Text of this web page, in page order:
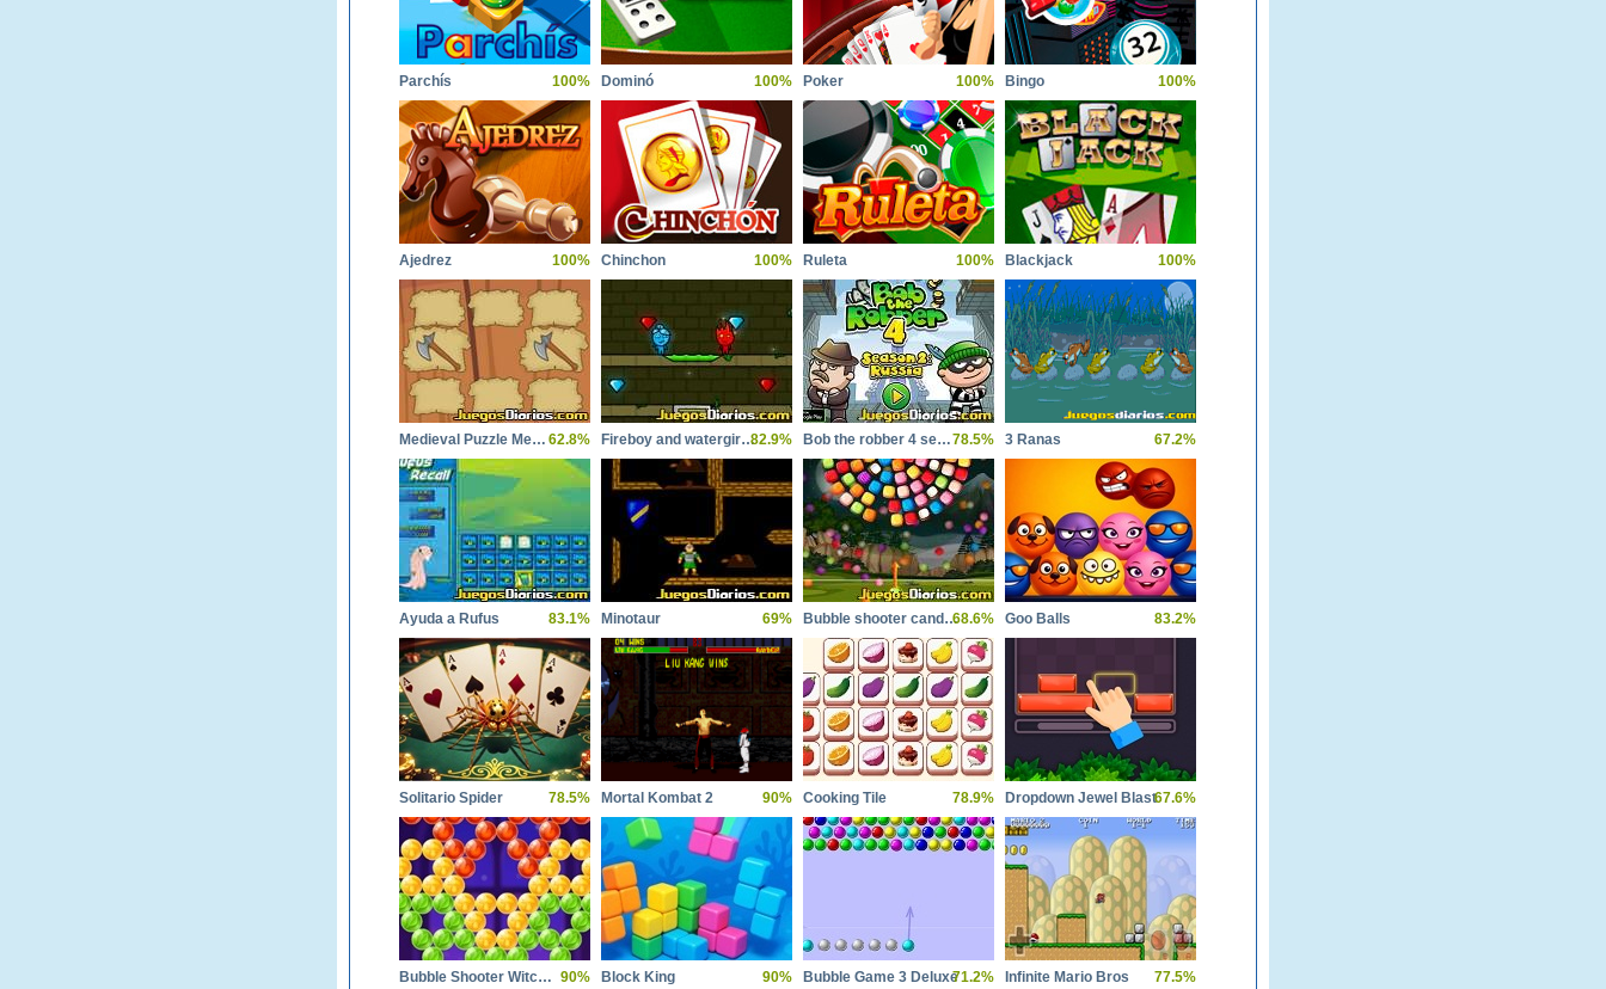
Parchís 100% Dominó 100% Poker 100% Bingo 100%
Ajedrez 100% Chinchon 100% Ruleta 100% Blackjack 100%
Medieval Puzzle Memory 62.8% Fireboy and watergirl 5 elements82.9% Bob the robber 4 season 2 russia78.5% 3 Ranas 67.2%
Ayuda a Rufus 83.1% Minotaur 69% Bubble shooter candy wheel68.6% Goo Balls 83.2%
Solitario Spider 78.5% Mortal Kombat 2 90% Cooking Tile 78.9% Dropdown Jewel Blast67.6%
Bubble Shooter Witch Tower 2 90% Block King 90% Bubble Game 3 Deluxe71.2% Infinite Mario Bros 77.5%